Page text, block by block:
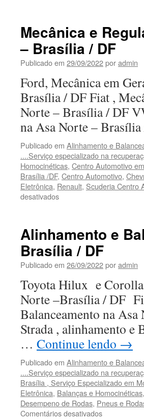
Pneus
e
Rodas
em
Brasília
Mecânica e
– Brasília / DF
Publicado em 29/09/2022poradmin
Ford, Mecânica em
Brasília / DF Fiat ,
Norte – Brasília / DF
na Asa Norte –
Publicado em Alinhamento e
....Serviço especializado na
Homocinéticas, Centro Automotivo
Brasília /DF, Centro Automotivo,
Eletrônica, Renault, Scuderia Centro
desativados
Eletrônica na
Asa
Norte
–
/
DF
Alinhamento e
Brasília / DF
Publicado em 26/09/2022poradmin
Toyota Hilux e Corolla
Norte –Brasília / DF
Balanceamento na
Strada , alinhamento e
… Continue lendo →
Publicado em Alinhamento e
....Serviço especializado na
Brasília , Serviço Especializado em
Eletrônica, Balanças e Homocinéticas,
Desempeno de Rodas, Pneus e
Comentários desativados